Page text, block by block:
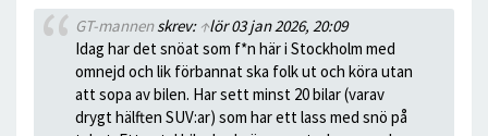
GT-mannenskrev: ↑lör 03 jan 2026, 20:09
Idag har det snöat som f*n här i Stockholm med
omnejd och lik förbannat ska folk ut och köra utan
att sopa av bilen. Har sett minst 20 bilar (varav
drygt hälften SUV:ar) som har ett lass med snö på